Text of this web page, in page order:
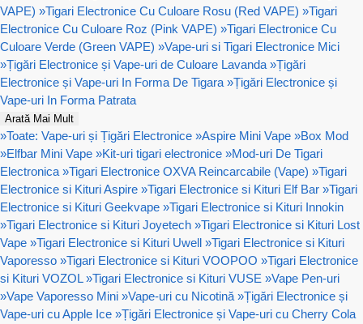
VAPE) »Tigari Electronice Cu Culoare Rosu (Red VAPE) »Tigari
Electronice Cu Culoare Roz (Pink VAPE) »Tigari Electronice Cu
Culoare Verde (Green VAPE) »Vape-uri si Tigari Electronice Mici
»Țigări Electronice și Vape-uri de Culoare Lavanda »Țigări
Electronice și Vape-uri In Forma De Tigara »Țigări Electronice și
Vape-uri In Forma Patrata
Arată Mai Mult
»Toate: Vape-uri și Țigări Electronice »Aspire Mini Vape »Box Mod
»Elfbar Mini Vape »Kit-uri tigari electronice »Mod-uri De Tigari
Electronica »Tigari Electronice OXVA Reincarcabile (Vape) »Tigari
Electronice si Kituri Aspire »Tigari Electronice si Kituri Elf Bar »Tigari
Electronice si Kituri Geekvape »Tigari Electronice si Kituri Innokin
»Tigari Electronice si Kituri Joyetech »Tigari Electronice si Kituri Lost
Vape »Tigari Electronice si Kituri Uwell »Tigari Electronice si Kituri
Vaporesso »Tigari Electronice si Kituri VOOPOO »Tigari Electronice
si Kituri VOZOL »Tigari Electronice si Kituri VUSE »Vape Pen-uri
»Vape Vaporesso Mini »Vape-uri cu Nicotină »Țigări Electronice și
Vape-uri cu Apple Ice »Țigări Electronice și Vape-uri cu Cherry Cola